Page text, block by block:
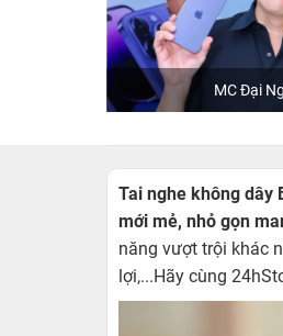
MC Đại
Tai nghe không dây
mới mẻ, nhỏ gọn
năng vượt trội khác
lợi,...Hãy cùng